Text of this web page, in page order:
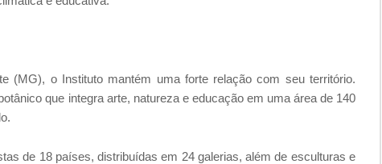
(MG), o Instituto mantém uma forte relação com seu território.
que integra arte, natureza e educação em uma área de 140
de 18 países, distribuídas em 24 galerias, além de esculturas e